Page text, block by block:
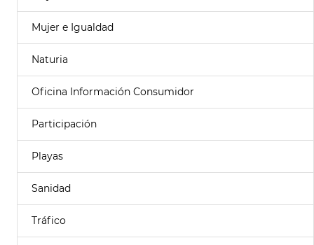
Mujer e Igualdad
Naturia
Oficina Información Consumidor
Participación
Playas
Sanidad
Tráfico